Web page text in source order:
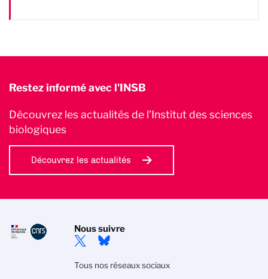
Restez informé avec l'INSB
Découvrez les actualités de l’Institut des sciences
biologiques
Découvrez les actualités
Nous suivre
Tous nos réseaux sociaux